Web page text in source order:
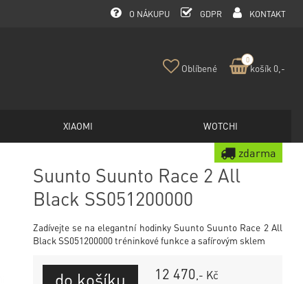
Suunto Suunto Race 2 All
Black SS051200000
Zadívejte se na elegantní hodinky Suunto Suunto Race 2 All
Black SS051200000 tréninkové funkce a safírovým sklem
zdarma
12 470 ,- Kč
XIAOMI WOTCHI
O NÁKUPU GDPR KONTAKT
Oblíbené
0
košík 0,-